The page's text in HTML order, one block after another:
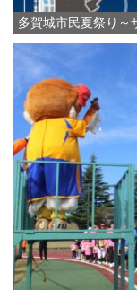
多賀城市民夏祭り～